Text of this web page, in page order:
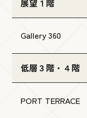
展望１階
Gallery 360
低層３階・４階
PORT TERRACE